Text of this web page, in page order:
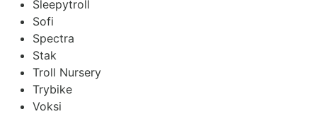
Sleepytroll
Sofi
Spectra
Stak
Troll Nursery
Trybike
Voksi